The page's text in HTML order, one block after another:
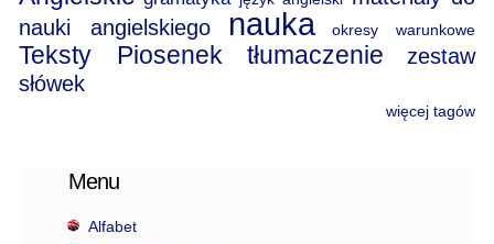
nauki angielskiego
nauka okresy warunkowe
Teksty Piosenek tłumaczenie
zestaw
słówek
więcej tagów
Menu
Alfabet